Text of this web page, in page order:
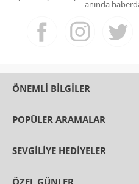
anında
ÖNEMLI BILGILER
POPÜLER ARAMALAR
SEVGILIYE HEDIYELER
ÖZEL GÜNLER